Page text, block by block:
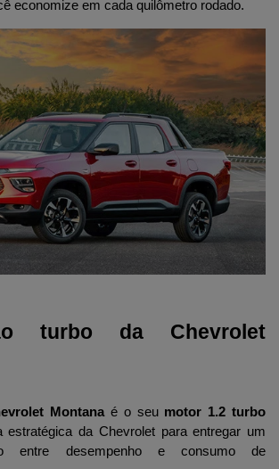
economize em cada quilômetro rodado.
turbo da Chevrolet
Montana é o seu motor 1.2 turbo
estratégica da Chevrolet para entregar um
entre desempenho e consumo de